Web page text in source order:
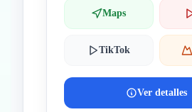
Maps
TikTok
Ver detalles